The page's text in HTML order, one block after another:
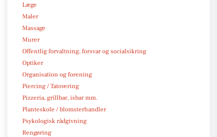
Læge
Maler
Massage
Murer
Offentlig forvaltning, forsvar og socialsikring
Optiker
Organisation og forening
Piercing / Tatovering
Pizzeria, grillbar, isbar mm.
Planteskole / blomsterhandler
Psykologisk rådgivning
Rengøring